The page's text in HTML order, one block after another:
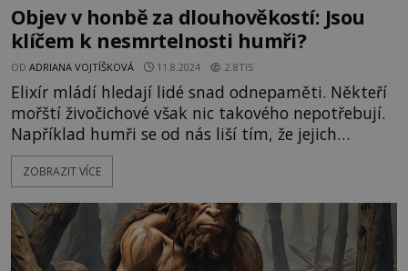
Objev v honbě za dlouhověkostí: Jsou
klíčem k nesmrtelnosti humři?
OD ADRIANA VOJTÍŠKOVÁ 11.8.2024 2.8TIS
Elixír mládí hledají lidé snad odnepaměti. Někteří
mořští živočichové však nic takového nepotřebují.
Například humři se od nás liší tím, že jejich
metabolismus produkuje enzym telomerázu, která
je schopna donekonečna obnovovat buňky. Mohla
zajistit nám tak vysněný nekonečný život? Asi
pad
ZOBRAZIT VÍCE